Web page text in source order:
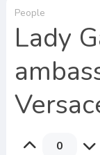
People
Lady
0